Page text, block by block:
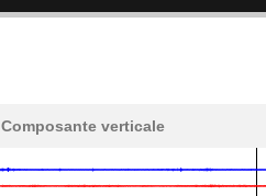
Composante verticale